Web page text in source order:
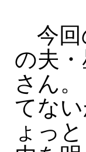
今回
の夫
さん
てな
ょっ